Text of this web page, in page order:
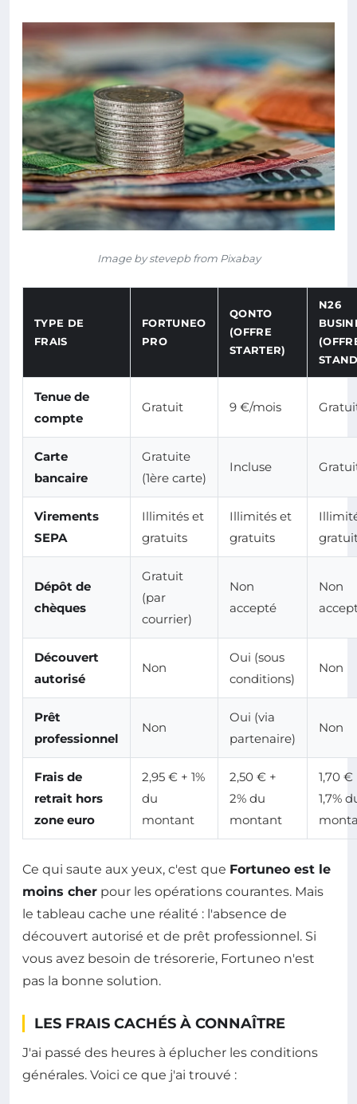
Image by stevepb from Pixabay
TYPE DE
FRAIS
FORTUNEO
PRO
QONTO
(OFFRE
STARTER)
N26
Tenue de
compte
Gratuit 9 €/mois
Carte
bancaire
Gratuite
(1ère carte)
Incluse
Virements
SEPA
Illimités et
gratuits
Illimités et
gratuits
Dépôt de
chèques
Gratuit
(par
courrier)
Non
accepté
Non
Découvert
autorisé
Non
Oui (sous
conditions)
Non
Prêt
professionnel
Non
Oui (via
partenaire)
Non
Frais de
retrait hors
zone euro
2,95 € + 1%
du
montant
2,50 € +
2% du
montant
1,70 €
1,7%
Ce qui saute aux yeux, c'est que Fortuneo est le
moins cher pour les opérations courantes. Mais
le tableau cache une réalité : l'absence de
découvert autorisé et de prêt professionnel. Si
vous avez besoin de trésorerie, Fortuneo n'est
pas la bonne solution.
LES FRAIS CACHÉS À CONNAÎTRE
J'ai passé des heures à éplucher les conditions
générales. Voici ce que j'ai trouvé :